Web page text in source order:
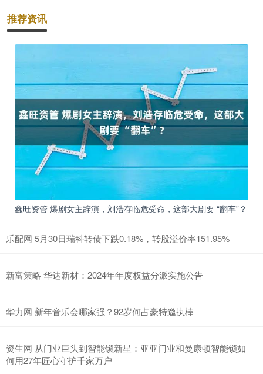
推荐资讯
鑫旺资管 爆剧女主辞演，刘浩存临危受命，这部大剧要 “翻车”？
乐配网 5月30日瑞科转债下跌0.18%，转股溢价率151.95%
新富策略 华达新材：2024年年度权益分派实施公告
华力网 新年音乐会哪家强？92岁何占豪特邀执棒
资生网 从门业巨头到智能锁新星：亚亚门业和曼康顿智能锁如
何用27年匠心守护千家万户